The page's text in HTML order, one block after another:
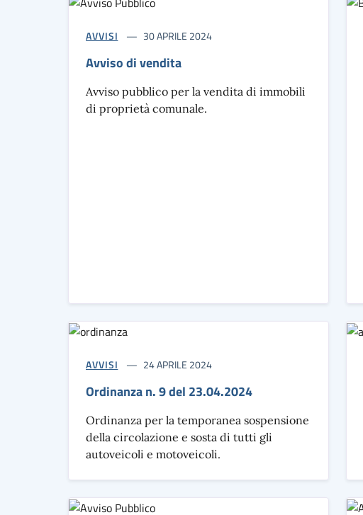
AVVISI 30 APRILE 2024
Avviso di vendita
Avviso pubblico per la vendita di immobili
di proprietà comunale.
AVVISI 24 APRILE 2024
Ordinanza n. 9 del 23.04.2024
Ordinanza per la temporanea sospensione
della circolazione e sosta di tutti gli
autoveicoli e motoveicoli.